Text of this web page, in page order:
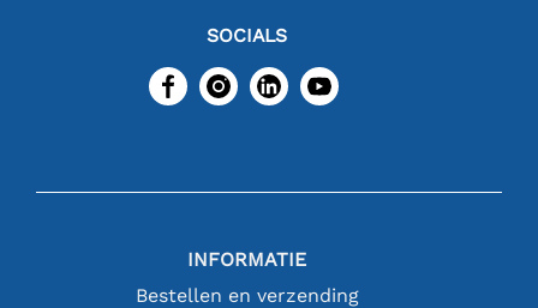
SOCIALS
INFORMATIE
Bestellen en verzending